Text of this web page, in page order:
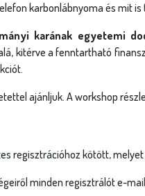
karbonlábnyoma és mit
karának egyetemi
kitérve a fenntartható
ajánljuk. A workshop
regisztrációhoz kötött, melyet
minden regisztrálót e-